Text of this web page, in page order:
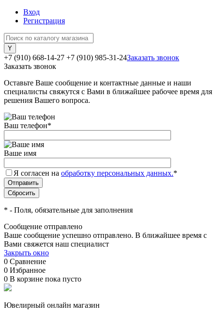
Вход
Регистрация
+7 (910) 668-14-27 +7 (910) 985-31-24Заказать звонок
Заказать звонок
Оставьте Ваше сообщение и контактные данные и наши
специалисты свяжутся с Вами в ближайшее рабочее время для
решения Вашего вопроса.
Ваш телефон*
Ваше имя
Я согласен на обработку персональных данных.*
* - Поля, обязательные для заполнения
Сообщение отправлено
Ваше сообщение успешно отправлено. В ближайшее время с
Вами свяжется наш специалист
Закрыть окно
0 Сравнение
0 Избранное
0 В корзине пока пусто
Ювелирный онлайн магазин